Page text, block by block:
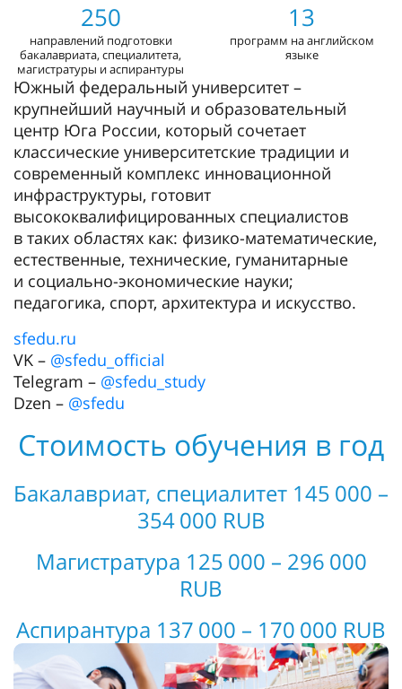
250
направлений подготовки
бакалавриата, специалитета,
магистратуры и аспирантуры
13
программ на английском
языке
Южный федеральный университет –
крупнейший научный и образовательный
центр Юга России, который сочетает
классические университетские традиции и
современный комплекс инновационной
инфраструктуры, готовит
высококвалифицированных специалистов
в таких областях как: физико-математические,
естественные, технические, гуманитарные
и социально-экономические науки;
педагогика, спорт, архитектура и искусство.
sfedu.ru
VK – @sfedu_official
Telegram – @sfedu_study
Dzen – @sfedu
Стоимость обучения в год
Бакалавриат, специалитет 145 000 –
354 000 RUB
Магистратура 125 000 – 296 000
RUB
Аспирантура 137 000 – 170 000 RUB